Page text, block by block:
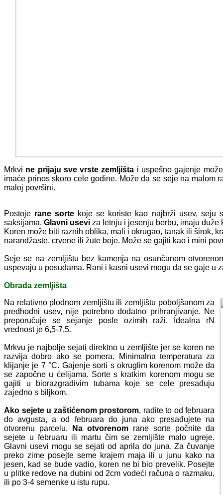
Mrkvi ne prijaju sve vrste zemljišta i uspešno gajenje
imaće prinos skoro cele godine. Može da se seje na malom
maloj površini.
Postoje rane sorte koje se koriste kao najbrži usev, seju
saksijama. Glavni usevi za letnju i jesenju berbu, imaju duže
Koren može biti raznih oblika, mali i okrugao, tanak ili širok,
narandžaste, crvene ili žute boje. Može se gajiti kao i mini
Seje se na zemljištu bez kamenja na osunčanom
uspevaju u posudama. Rani i kasni usevi mogu da se gaje u
Obrada zemljišta
Na relativno plodnom zemljištu ili zemljištu poboljšanom za
predhodni usev, nije potrebno dodatno prihranjivanje. Ne
preporučuje se sejanje posle ozimih raži. Idealna rN
vrednost je 6,5-7,5.
Mrkvu je najbolje sejati direktno u zemljište jer se koren ne
razvija dobro ako se pomera. Minimalna temperatura za
klijanje je 7 °C. Gajenje sorti s okruglim korenom može da
se započne u ćelijama. Sorte s kratkim korenom mogu se
gajiti u biorazgradivim tubama koje se cele presađuju
zajedno s biljkom.
Ako sejete u zaštićenom prostorom, radite to od februara
do avgusta, a od februara do juna ako presađujete na
otvorenu parcelu.
Na otvorenom rane sorte počnite da
sejete u februaru ili martu čim se zemljište malo ugreje.
Glavni usevi mogu se sejati od aprila do juna. Za čuvanje
preko zime posejte seme krajem maja ili u junu kako na
jesen, kad se bude vadio, koren ne bi bio prevelik. Posejte
u plitke redove na dubini od 2cm vodeći računa o razmaku,
ili po 3-4 semenke u istu rupu.